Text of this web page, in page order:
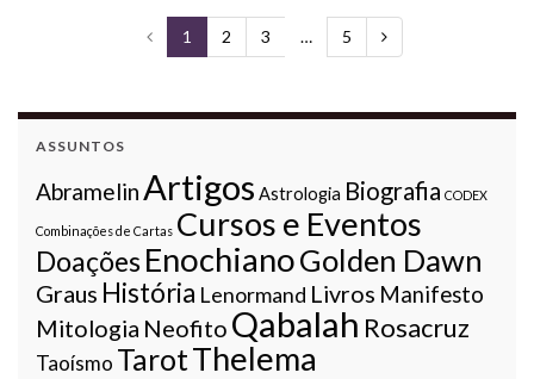
1 2 3 … 5
ASSUNTOS
Abramelin Artigos Astrologia Biografia CODEX
Combinações de Cartas Cursos e Eventos
DoaçõesEnochianoGolden Dawn
Graus História Lenormand Livros Manifesto
Mitologia Neofito Qabalah Rosacruz
Taoísmo TarotThelema